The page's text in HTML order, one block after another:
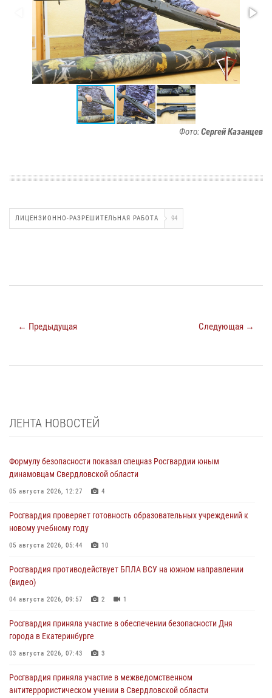
Фото:Сергей Казанцев
ЛИЦЕНЗИОННО-РАЗРЕШИТЕЛЬНАЯ РАБОТА 94
← Предыдущая Следующая →
ЛЕНТА НОВОСТЕЙ
Формулу безопасности показал спецназ Росгвардии юным
динамовцам Свердловской области
05 августа 2026, 12:27 4
Росгвардия проверяет готовность образовательных учреждений к
новому учебному году
05 августа 2026, 05:44 10
Росгвардия противодействует БПЛА ВСУ на южном направлении
(видео)
04 августа 2026, 09:57 2 1
Росгвардия приняла участие в обеспечении безопасности Дня
города в Екатеринбурге
03 августа 2026, 07:43 3
Росгвардия приняла участие в межведомственном
антитеррористическом учении в Свердловской области